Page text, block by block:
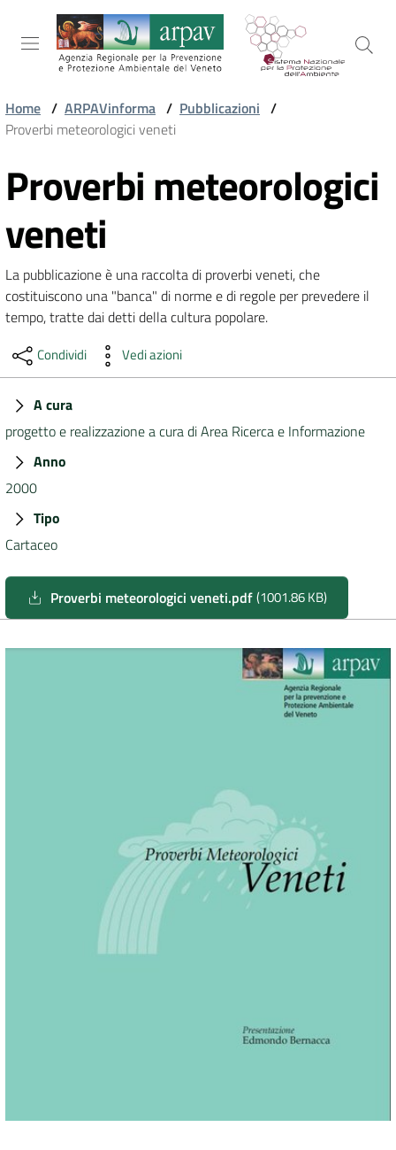
Salta al contenuto
Salta alla navigazione
Salta al footer
AMBIENTALI
TERRITORIO
SERVIZI
DATI
AMBIENTALI
Seguici
su
Home / ARPAVinforma / Pubblicazioni /
Proverbi meteorologici veneti
Vai al contenuto
Proverbi meteorologici
veneti
La pubblicazione è una raccolta di proverbi veneti, che
costituiscono una "banca" di norme e di regole per prevedere il
tempo, tratte dai detti della cultura popolare.
Condividi Vedi azioni
A cura
progetto e realizzazione a cura di Area Ricerca e Informazione
Anno
2000
Tipo
Cartaceo
Proverbi meteorologici veneti.pdf(1001.86 KB)